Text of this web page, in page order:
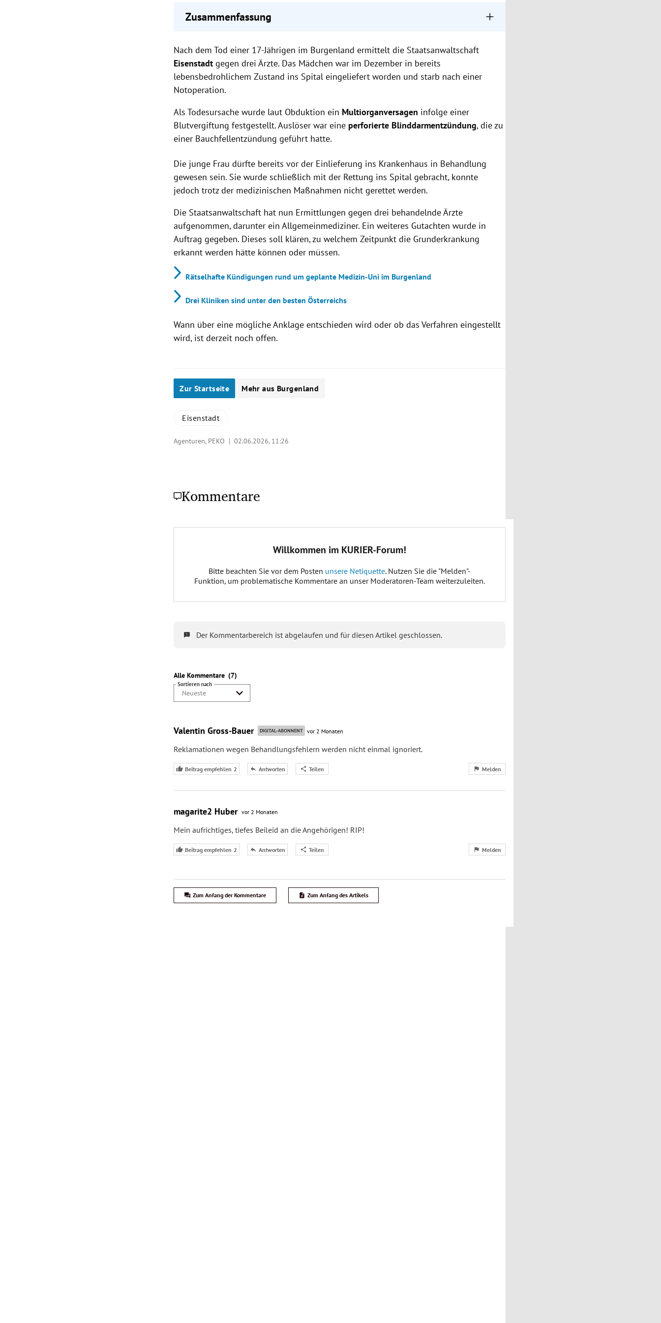
Zusammenfassung
Ursache warperforierte Blinddarmentzündungmit Blutvergiftung.
Staatsanwaltschaft ermittelt gegendrei Ärzte, weiteres Gutachten läuft.
Nach dem Tod einer 17-Jährigen im Burgenland ermittelt die Staatsanwaltschaft
Eisenstadt gegen drei Ärzte. Das Mädchen war im Dezember in bereits
lebensbedrohlichem Zustand ins Spital eingeliefert worden und starb nach einer
Notoperation.
Als Todesursache wurde laut Obduktion ein Multiorganversagen infolge einer
Blutvergiftung festgestellt. Auslöser war eine perforierte Blinddarmentzündung, die zu
einer Bauchfellentzündung geführt hatte.
Die junge Frau dürfte bereits vor der Einlieferung ins Krankenhaus in Behandlung
gewesen sein. Sie wurde schließlich mit der Rettung ins Spital gebracht, konnte
jedoch trotz der medizinischen Maßnahmen nicht gerettet werden.
Die Staatsanwaltschaft hat nun Ermittlungen gegen drei behandelnde Ärzte
aufgenommen, darunter ein Allgemeinmediziner. Ein weiteres Gutachten wurde in
Auftrag gegeben. Dieses soll klären, zu welchem Zeitpunkt die Grunderkrankung
erkannt werden hätte können oder müssen.
Rätselhafte Kündigungen rund um geplante Medizin-Uni im Burgenland
Drei Kliniken sind unter den besten Österreichs
Wann über eine mögliche Anklage entschieden wird oder ob das Verfahren eingestellt
wird, ist derzeit noch offen.
Zur Startseite Mehr aus Burgenland
Eisenstadt
Agenturen, PEKO |02.06.2026, 11:26
Kommentare